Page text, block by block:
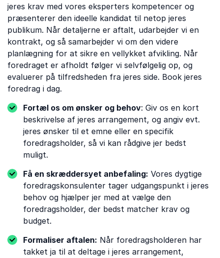
jeres krav med vores eksperters kompetencer og
præsenterer den ideelle kandidat til netop jeres
publikum. Når detaljerne er aftalt, udarbejder vi en
kontrakt, og så samarbejder vi om den videre
planlægning for at sikre en vellykket afvikling. Når
foredraget er afholdt følger vi selvfølgelig op, og
evaluerer på tilfredsheden fra jeres side. Book jeres
foredrag i dag.
Fortæl os om ønsker og behov: Giv os en kort
beskrivelse af jeres arrangement, og angiv evt.
jeres ønsker til et emne eller en specifik
foredragsholder, så vi kan rådgive jer bedst
muligt.
Få en skræddersyet anbefaling: Vores dygtige
foredragskonsulenter tager udgangspunkt i jeres
behov og hjælper jer med at vælge den
foredragsholder, der bedst matcher krav og
budget.
Formaliser aftalen: Når foredragsholderen har
takket ja til at deltage i jeres arrangement,